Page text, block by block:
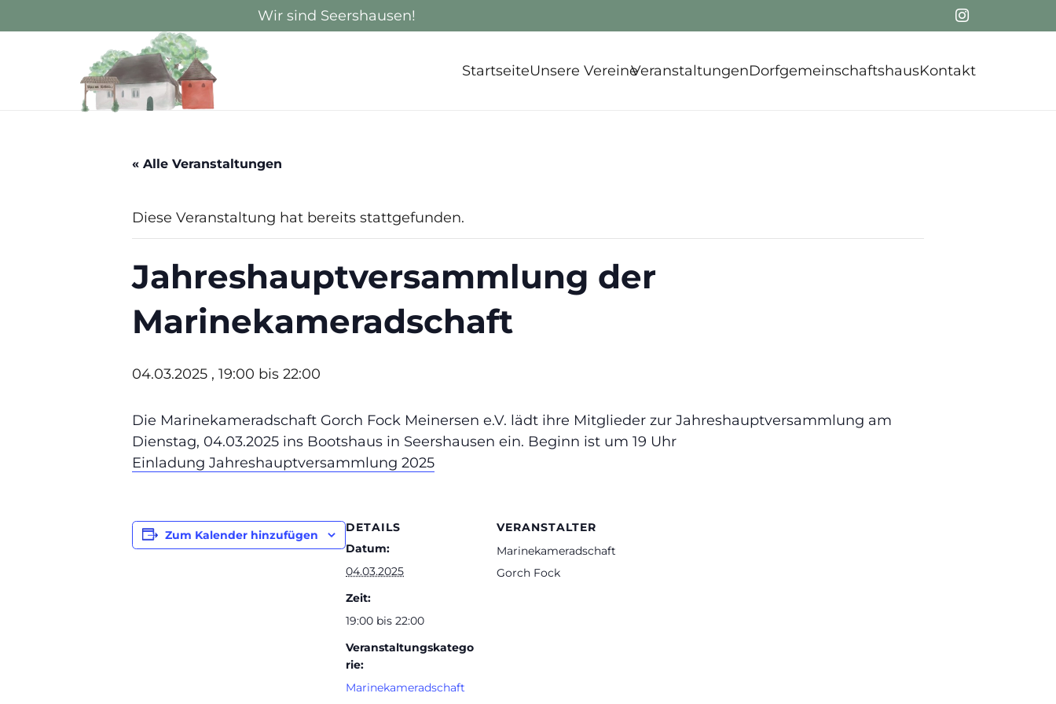
Wir sind Seershausen!
StartseiteUnsere VereineVeranstaltungenDorfgemeinschaftshausKontakt
« Alle Veranstaltungen
Diese Veranstaltung hat bereits stattgefunden.
Jahreshauptversammlung der
Marinekameradschaft
04.03.2025 , 19:00 bis 22:00
Die Marinekameradschaft Gorch Fock Meinersen e.V. lädt ihre Mitglieder zur Jahreshauptversammlung am
Dienstag, 04.03.2025 ins Bootshaus in Seershausen ein. Beginn ist um 19 Uhr
Einladung Jahreshauptversammlung 2025
Zum Kalender hinzufügen
DETAILS
Datum:
04.03.2025
Zeit:
19:00 bis 22:00
Veranstaltungskatego
rie:
Marinekameradschaft
VERANSTALTER
Marinekameradschaft
Gorch Fock